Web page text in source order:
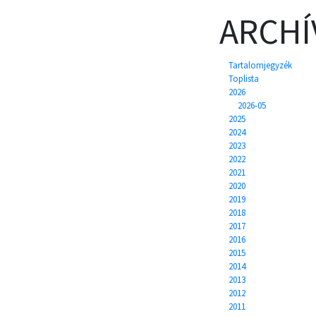
Tartalomjegyzék
Toplista
2026
2026-05
2025
2024
2023
2022
2021
2020
2019
2018
2017
2016
2015
2014
2013
2012
2011